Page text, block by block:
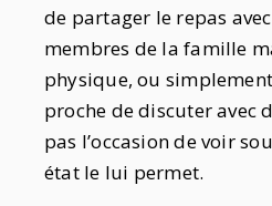
de partager le repas
membres de la famille
physique, ou
proche de discuter avec
pas l’occasion de voir
état le lui permet.